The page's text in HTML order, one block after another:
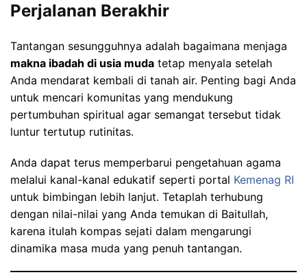
Perjalanan Berakhir
Tantangan sesungguhnya adalah bagaimana menjaga
makna ibadah di usia muda tetap menyala setelah
Anda mendarat kembali di tanah air. Penting bagi Anda
untuk mencari komunitas yang mendukung
pertumbuhan spiritual agar semangat tersebut tidak
luntur tertutup rutinitas.
Anda dapat terus memperbarui pengetahuan agama
melalui kanal-kanal edukatif seperti portal Kemenag RI
untuk bimbingan lebih lanjut. Tetaplah terhubung
dengan nilai-nilai yang Anda temukan di Baitullah,
karena itulah kompas sejati dalam mengarungi
dinamika masa muda yang penuh tantangan.